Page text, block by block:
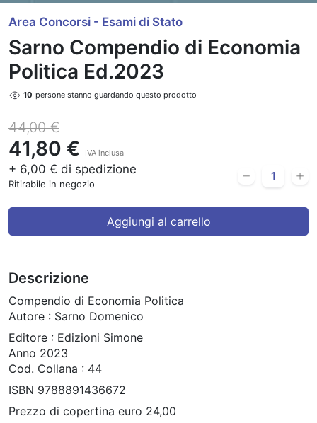
Area Concorsi - Esami di Stato
Sarno Compendio di Economia
Politica Ed.2023
10 persone stanno guardando questo prodotto
44,00 €
41,80 € IVA inclusa
+ 6,00 € di spedizione
Ritirabile in negozio
Aggiungi al carrello
Descrizione
Compendio di Economia Politica
Autore : Sarno Domenico
Editore : Edizioni Simone
Anno 2023
Cod. Collana : 44
ISBN 9788891436672
Prezzo di copertina euro 24,00